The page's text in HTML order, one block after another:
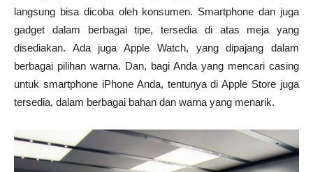
langsung bisa dicoba oleh konsumen. Smartphone dan juga
gadget dalam berbagai tipe, tersedia di atas meja yang
disediakan. Ada juga Apple Watch, yang dipajang dalam
berbagai pilihan warna. Dan, bagi Anda yang mencari casing
untuk smartphone iPhone Anda, tentunya di Apple Store juga
tersedia, dalam berbagai bahan dan warna yang menarik.